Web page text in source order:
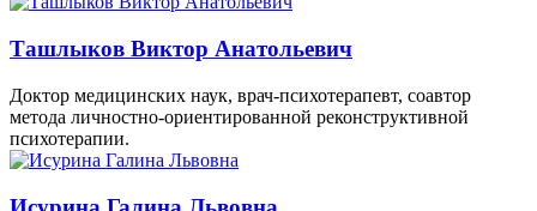
Ташлыков Виктор Анатольевич
Доктор медицинских наук, врач-психотерапевт, соавтор
метода личностно-ориентированной реконструктивной
психотерапии.